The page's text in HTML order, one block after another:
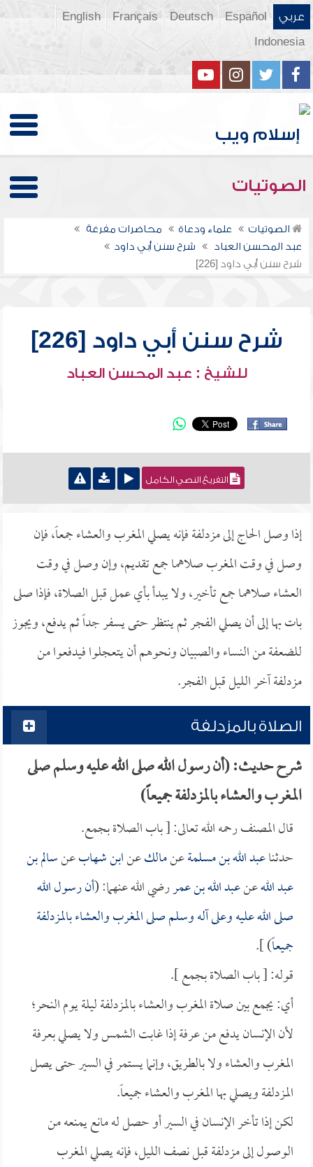
عربي Español
Deutsch
Français
English
Indonesia
الصوتيات
الصوتيات علماء ودعاة
محاضرات مفرغة
عبد المحسن العباد
شرح سنن أبي داود
شرح سنن أبي داود [226]
شرح سنن أبي داود [226]
للشيخ : عبد المحسن العباد
التفريغ النصي الكامل
إذا وصل الحاج إلى مزدلفة فإنه يصلي المغرب والعشاء جمعاً، فإن
وصل في وقت المغرب صلاهما جمع تقديم، وإن وصل في وقت
العشاء صلاهما جمع تأخير، ولا يبدأ بأي عمل قبل الصلاة، فإذا صلى
بات بها إلى أن يصلي الفجر ثم ينتظر حتى يسفر جداً ثم يدفع، ويجوز
للضعفة من النساء والصبيان ونحوهم أن يتعجلوا فيدفعوا من
مزدلفة آخر الليل قبل الفجر.
الصلاة بالمزدلفة
شرح حديث: (أن رسول الله صلى الله عليه وسلم صلى
المغرب والعشاء بالمزدلفة جميعاً)
قال المصنف رحمه الله تعالى: [ باب الصلاة بجمع.
حدثناعبد الله بن مسلمةعنمالكعنابن شهابعنسالم بن
عبد اللهعنعبد الله بن عمررضي الله عنهما: (أن رسول الله
صلى الله عليه وعلى آله وسلم صلى المغرب والعشاء بالمزدلفة
جميعاً) ].
قوله: [ باب الصلاة بجمع ].
أي: يجمع بين صلاة المغرب والعشاء بالمزدلفة ليلة يوم النحر؛
لأن الإنسان يدفع من عرفة إذا غابت الشمس ولا يصلي بعرفة
المغرب والعشاء ولا بالطريق، وإنما يستمر في السير حتى يصل
المزدلفة ويصلي بها المغرب والعشاء جميعاً.
لكن إذا تأخر الإنسان في السير أو حصل له مانع يمنعه من
الوصول إلى مزدلفة قبل نصف الليل، فإنه يصلي المغرب